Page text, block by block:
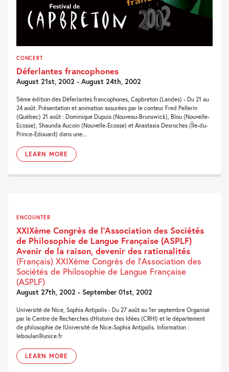
CONCERT
Déferlantes francophones
August 21st, 2002 - August 24th, 2002
5ème édition des Déferlantes francophones, Capbreton (Landes) - Du 21 au
24 août. Présentation et animation assurées par le conteur Fred Pellerin
(Québec) 21 août : Dominique Dupuis (Nouveau-Brunswick), Blou (Nouvelle-
Ecosse), Shaunda Aucoin (Nouvelle-Ecosse) et Anastasia Desroches (Île-du-
Prince-Edouard) dans une...
LEARN MORE
ENCOUNTER
XXIXème Congrès de l’Association des Sociétés
de Philosophie de Langue Française (ASPLF)
Avenir de la raison, devenir des rationalités
(Français) XXIXème Congrès de l’Association des
Sociétés de Philosophie de Langue Française
(ASPLF)
August 27th, 2002 - September 01st, 2002
Université de Nice, Sophia Antipolis - Du 27 août au 1er septembre Organisé
par le Centre de Recherches dHistoire des Idées (CRHI) et le département
de philosophie de lUniversité de Nice-Sophia Antipolis. Information :
leboulan@unice.fr
LEARN MORE